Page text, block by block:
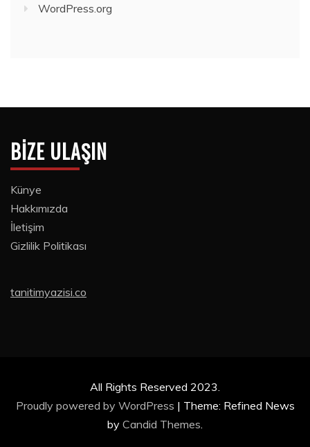
WordPress.org
BIZE ULAŞIN
Künye
Hakkımızda
İletişim
Gizlilik Politikası
tanitimyazisi.co
All Rights Reserved 2023.
Proudly powered by WordPress | Theme: Refined News
by Candid Themes